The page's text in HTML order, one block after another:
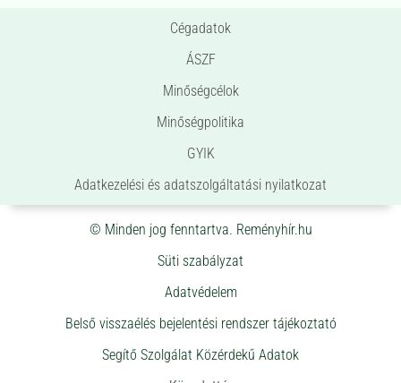
Cégadatok
ÁSZF
Minőségcélok
Minőségpolitika
GYIK
Adatkezelési és adatszolgáltatási nyilatkozat
© Minden jog fenntartva. Reményhír.hu
Süti szabályzat
Adatvédelem
Belső visszaélés bejelentési rendszer tájékoztató
Segítő Szolgálat Közérdekű Adatok